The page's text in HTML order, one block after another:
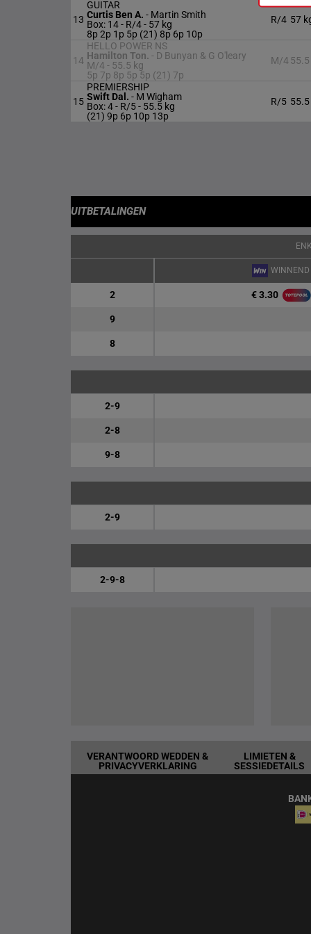
13
GUITAR
Curtis Ben A. - Martin Smith
Box: 14 - R/4 - 57 kg
8p 2p 1p 5p (21) 8p 6p 10p
R/4 57
14
HELLO POWER NS
Hamilton Ton. - D Bunyan & G O'leary
M/4 - 55.5 kg
5p 7p 8p 5p 5p (21) 7p
M/4 55.5
15
PREMIERSHIP
Swift Dal. - M Wigham
Box: 4 - R/5 - 55.5 kg
(21) 9p 6p 10p 13p
R/5 55.5
UITBETALINGEN
WINNEND
2 € 3.30
9
8
2-9
2-8
9-8
2-9
2-9-8
VERANTWOORD WEDDEN &
PRIVACYVERKLARING
LIMIETEN &
SESSIEDETAILS